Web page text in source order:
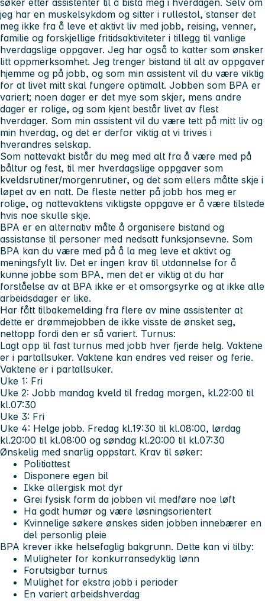
søker etter assistenter til å bistå meg i hverdagen. Selv om
jeg har en muskelsykdom og sitter i rullestol, stanser det
meg ikke fra å leve et aktivt liv med jobb, reising, venner,
familie og forskjellige fritidsaktiviteter i tillegg til vanlige
hverdagslige oppgaver. Jeg har også to katter som ønsker
litt oppmerksomhet. Jeg trenger bistand til alt av oppgaver
hjemme og på jobb, og som min assistent vil du være viktig
for at livet mitt skal fungere optimalt. Jobben som BPA er
variert; noen dager er det mye som skjer, mens andre
dager er rolige, og som kjent består livet av flest
hverdager. Som min assistent vil du være tett på mitt liv og
min hverdag, og det er derfor viktig at vi trives i
hverandres selskap.
Som nattevakt bistår du meg med alt fra å være med på
båltur og fest, til mer hverdagslige oppgaver som
kveldsrutiner/morgenrutiner, og det som ellers måtte skje i
løpet av en natt. De fleste netter på jobb hos meg er
rolige, og nattevaktens viktigste oppgave er å være tilstede
hvis noe skulle skje.
BPA er en alternativ måte å organisere bistand og
assistanse til personer med nedsatt funksjonsevne. Som
BPA kan du være med på å la meg leve et aktivt og
meningsfylt liv. Det er ingen krav til utdannelse for å
kunne jobbe som BPA, men det er viktig at du har
forståelse av at BPA ikke er et omsorgsyrke og at ikke alle
arbeidsdager er like.
Har fått tilbakemelding fra flere av mine assistenter at
dette er drømmejobben de ikke visste de ønsket seg,
nettopp fordi den er så variert. Turnus:
Lagt opp til fast turnus med jobb hver fjerde helg. Vaktene
er i partallsuker. Vaktene kan endres ved reiser og ferie.
Vaktene er i partallsuker.
Uke 1: Fri
Uke 2: Jobb mandag kveld til fredag morgen, kl.22:00 til
kl.07:30
Uke 3: Fri
Uke 4: Helge jobb. Fredag kl.19:30 til kl.08:00, lørdag
kl.20:00 til kl.08:00 og søndag kl.20:00 til kl.07:30
Ønskelig med snarlig oppstart. Krav til søker:
Politiattest
Disponere egen bil
Ikke allergisk mot dyr
Grei fysisk form da jobben vil medføre noe løft
Ha godt humør og være løsningsorientert
Kvinnelige søkere ønskes siden jobben innebærer en
del personlig pleie
BPA krever ikke helsefaglig bakgrunn. Dette kan vi tilby:
Muligheter for konkurransedyktig lønn
Forutsigbar turnus
Mulighet for ekstra jobb i perioder
En variert arbeidshverdag